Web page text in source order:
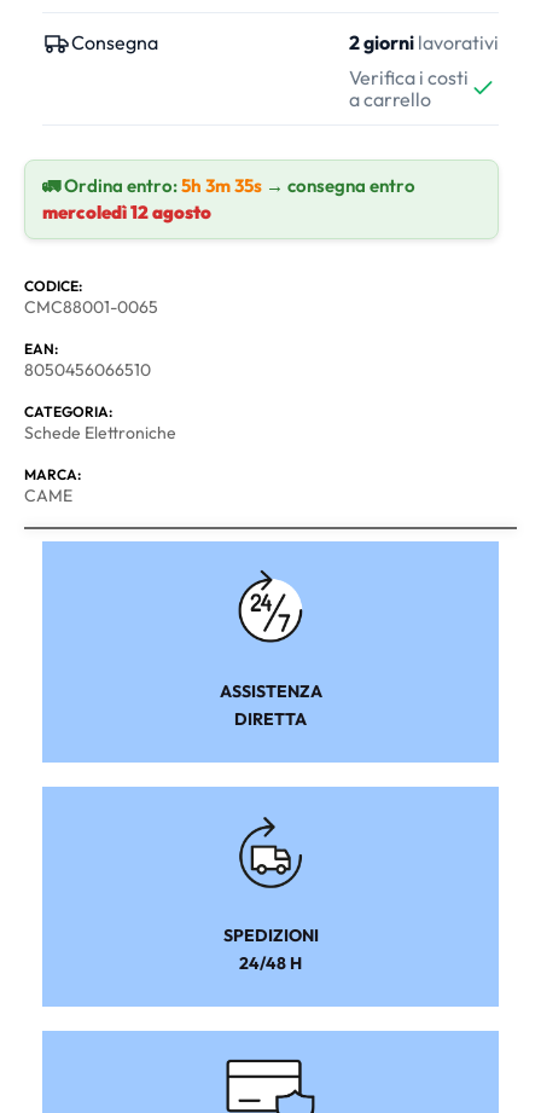
Consegna 2 giorni lavorativi
Verifica i costi
a carrello
🚛 Ordina entro:5h 3m 35s → consegna entro
mercoledì 12 agosto
CODICE:
CMC88001-0065
EAN:
8050456066510
CATEGORIA:
Schede Elettroniche
MARCA:
CAME
ASSISTENZA
DIRETTA
SPEDIZIONI
24/48 H